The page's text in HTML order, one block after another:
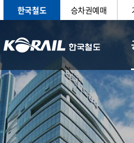
한국철도 승차권예매
CEO 일